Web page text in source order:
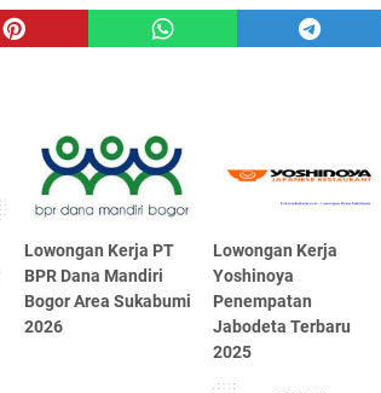
Lowongan Kerja PT
BPR Dana Mandiri
Bogor Area Sukabumi
2026
Lowongan Kerja
Yoshinoya
Penempatan
Jabodeta Terbaru
2025